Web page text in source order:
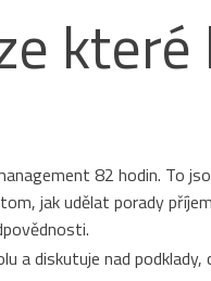
82 hodin. To
jak udělat porady